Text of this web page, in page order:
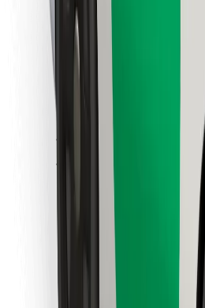
Cookies
უსაფრთხოება
მიიღე მომსახურება
გადმოწერე Bolt
იპოვე შენი საყვარელი
გადმოწერე Bolt